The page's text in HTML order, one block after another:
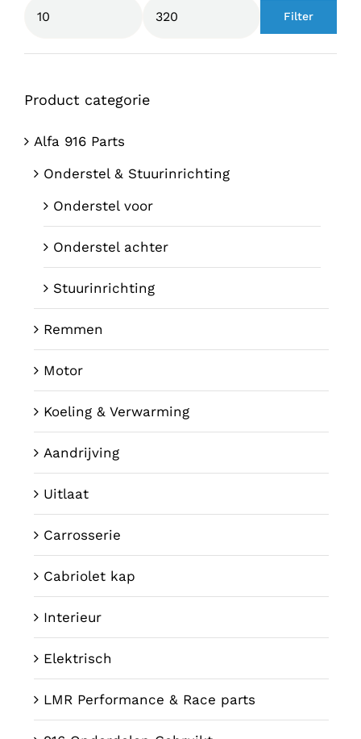
Min.
prijs
Max.
prijs
Filter
Product categorie
Alfa 916 Parts
Onderstel & Stuurinrichting
Onderstel voor
Onderstel achter
Stuurinrichting
Remmen
Motor
Koeling & Verwarming
Aandrijving
Uitlaat
Carrosserie
Cabriolet kap
Interieur
Elektrisch
LMR Performance & Race parts